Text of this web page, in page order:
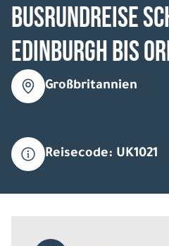
Busrundreise
Edinburgh bis
Großbritannien
Reisecode: UK1021